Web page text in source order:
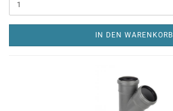
IN DEN WARENKORB